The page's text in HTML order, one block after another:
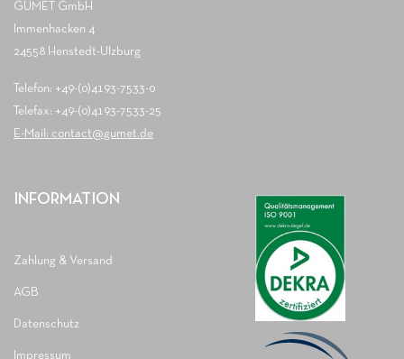
GUMET GmbH
Immenhacken 4
24558 Henstedt-Ulzburg
Telefon: +49-(0)4193-7533-0
Telefax: +49-(0)4193-7533-25
E-Mail: contact@gumet.de
INFORMATION
Zahlung & Versand
AGB
Datenschutz
Impressum